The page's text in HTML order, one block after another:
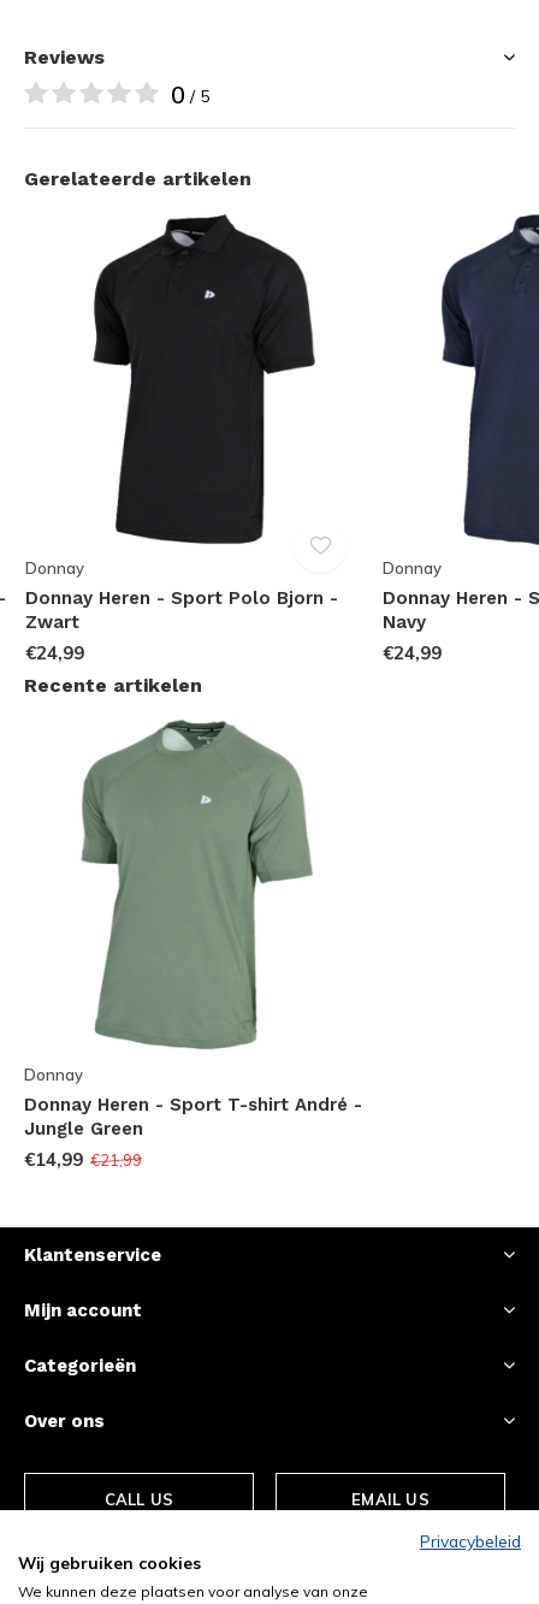
Reviews
0 / 5
Gerelateerde artikelen
Donnay
Donnay Heren - Sport Polo Bjorn -
Zwart
€24,99
Donnay
Donnay Heren -
Navy
€24,99
Recente artikelen
Donnay
Donnay Heren - Sport T-shirt André -
Jungle Green
€14,99 €21,99
Klantenservice
Mijn account
Categorieën
Over ons
CALL US EMAIL US
Privacybeleid
Wij gebruiken cookies
We kunnen deze plaatsen voor analyse van onze